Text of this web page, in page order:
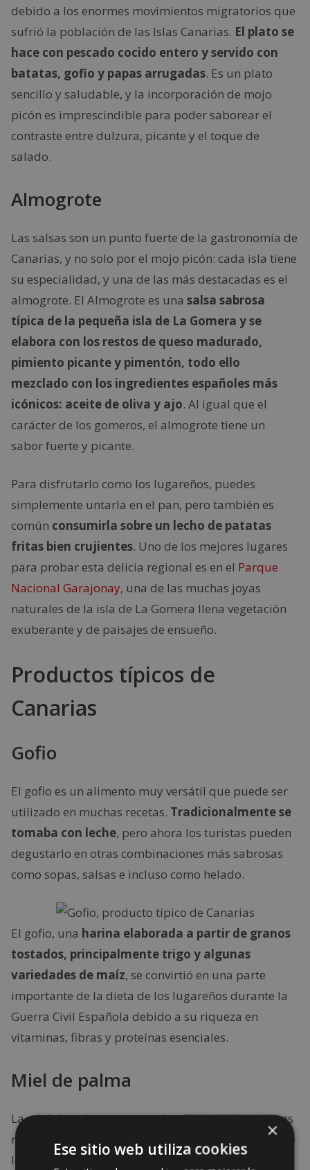
debido a los enormes movimientos migratorios que
sufrió la población de las Islas Canarias. El plato se
hace con pescado cocido entero y servido con
batatas, gofio y papas arrugadas. Es un plato
sencillo y saludable, y la incorporación de mojo
picón es imprescindible para poder saborear el
contraste entre dulzura, picante y el toque de
salado.
Almogrote
Las salsas son un punto fuerte de la gastronomía de
Canarias, y no solo por el mojo picón: cada isla tiene
su especialidad, y una de las más destacadas es el
almogrote. El Almogrote es una salsa sabrosa
típica de la pequeña isla de La Gomera y se
elabora con los restos de queso madurado,
pimiento picante y pimentón, todo ello
mezclado con los ingredientes españoles más
icónicos: aceite de oliva y ajo. Al igual que el
carácter de los gomeros, el almogrote tiene un
sabor fuerte y picante.
Para disfrutarlo como los lugareños, puedes
simplemente untarla en el pan, pero también es
común consumirla sobre un lecho de patatas
fritas bien crujientes. Uno de los mejores lugares
para probar esta delicia regional es en el Parque
Nacional Garajonay, una de las muchas joyas
naturales de la isla de La Gomera llena vegetación
exuberante y de paisajes de ensueño.
Productos típicos de
Canarias
Gofio
El gofio es un alimento muy versátil que puede ser
utilizado en muchas recetas. Tradicionalmente se
tomaba con leche, pero ahora los turistas pueden
degustarlo en otras combinaciones más sabrosas
como sopas, salsas e incluso como helado.
El gofio, una harina elaborada a partir de granos
tostados, principalmente trigo y algunas
variedades de maíz, se convirtió en una parte
importante de la dieta de los lugareños durante la
Guerra Civil Española debido a su riqueza en
vitaminas, fibras y proteínas esenciales.
Miel de palma
La miel de palma no es un tipo de miel (de hecho es
más nutritiva que la miel) y su procedencia no es de
la isla de La Palma, sino que debe su nombre al
×
Ese sitio web utiliza cookies